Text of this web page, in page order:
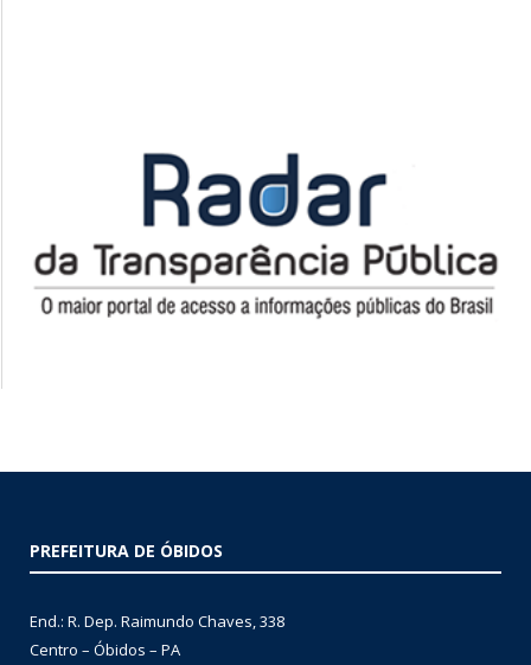
PREFEITURA DE ÓBIDOS
End.: R. Dep. Raimundo Chaves, 338
Centro – Óbidos – PA